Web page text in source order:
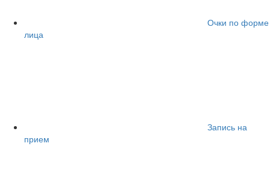
Очки по форме
лица
Запись на
прием